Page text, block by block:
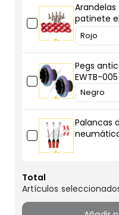
que
tu
patinete
Xiaomi
estaba
pidiendo
gritos!
que
tu
patinete
eléctrico
Xiaomi
estaba
pidiendo
a
gritos!
patinete
con estilo
Pegs
EWTB-
SCOOTERS
Palancas
Total
Artículos